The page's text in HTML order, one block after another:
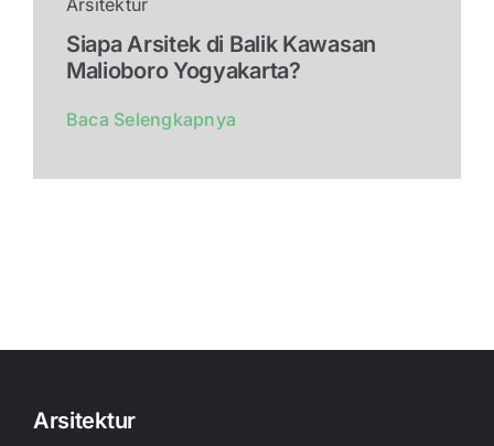
Siapa Arsitek di Balik Kawasan
Malioboro Yogyakarta?
Baca Selengkapnya
Arsitektur